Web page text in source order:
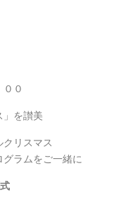
０
讃美
スマス
をご一緒に